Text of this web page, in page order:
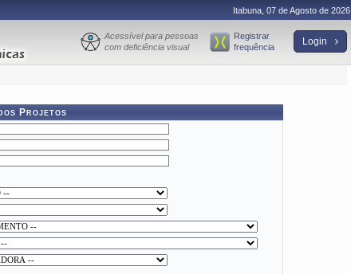
Itabuna, 07 de Agosto de 2026
Acessível para pessoas
com deficiência visual
Registrar
frequência
Login
Projetos